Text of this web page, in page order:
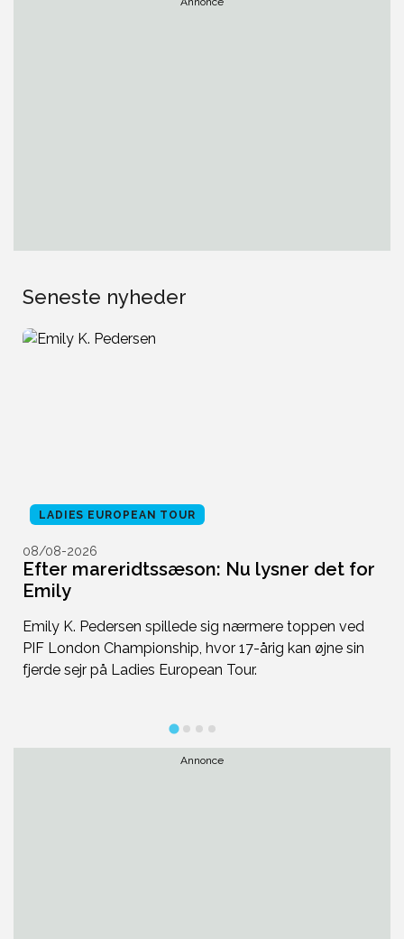
Seneste nyheder
LADIES EUROPEAN TOUR
08/08-2026
Efter mareridtssæson: Nu lysner det for
Emily
Emily K. Pedersen spillede sig nærmere toppen ved
PIF London Championship, hvor 17-årig kan øjne sin
fjerde sejr på Ladies European Tour.
Annonce